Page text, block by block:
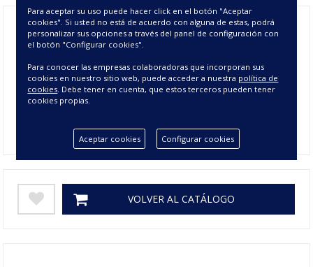
Composición
20% LINO 80% POLIESTER
Tamaño
300 cms
Colores
BLANCO, CREMA
VOLVER AL CATÁLOGO
Para aceptar su uso puede hacer click en el botón "Aceptar
cookies". Si usted no está de acuerdo con alguna de estas, podrá
personalizar sus opciones a través del panel de configuración con
el botón "Configurar cookies".
Para conocer las empresas colaboradoras que incorporan sus
cookies en nuestro sitio web, puede acceder a nuestra política de
cookies . Debe tener en cuenta, que estos terceros pueden tener
cookies propias.
Aceptar cookies Configurar cookies